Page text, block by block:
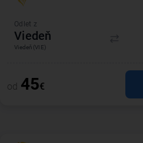
Odlet z
Viedeň
Viedeň (VIE)
od 45€